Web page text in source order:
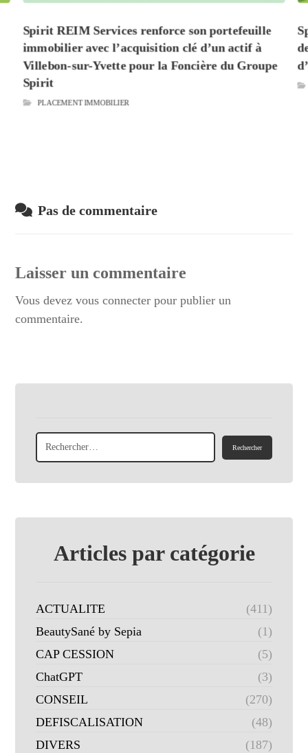
Spirit REIM Services renforce son portefeuille
immobilier avec l’acquisition clé d’un actif à
Villebon-sur-Yvette pour la Foncière du Groupe
Spirit
PLACEMENT IMMOBILIER
Pas de commentaire
Laisser un commentaire
Vous devezvous connecter pour publier un
commentaire.
Articles par catégorie
ACTUALITE
(411)
BeautySané by Sepia
(1)
CAP CESSION
(5)
ChatGPT
(3)
CONSEIL
(270)
DEFISCALISATION
(48)
DIVERS
(187)